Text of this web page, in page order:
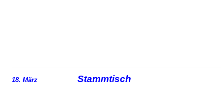
18. März
Stammtisch